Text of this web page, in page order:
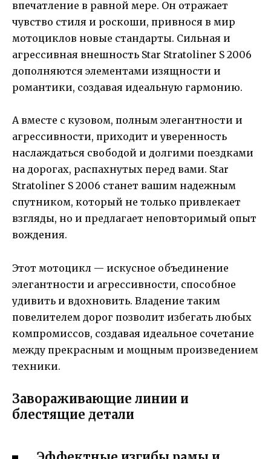
впечатление в равной мере. Он отражает
чувство стиля и роскоши, привнося в мир
мотоциклов новые стандарты. Сильная и
агрессивная внешность Star Stratoliner S 2006
дополняются элементами изящности и
романтики, создавая идеальную гармонию.
А вместе с кузовом, полным элегантности и
агрессивности, приходит и уверенность
наслаждаться свободой и долгими поездками
на дорогах, распахнутых перед вами. Star
Stratoliner S 2006 станет вашим надежным
спутником, который не только привлекает
взгляды, но и предлагает неповторимый опыт
вождения.
Этот мотоцикл — искусное объединение
элегантности и агрессивности, способное
удивить и вдохновить. Владение таким
повелителем дорог позволит избегать любых
компромиссов, создавая идеальное сочетание
между прекрасным и мощным произведением
техники.
Завораживающие линии и
блестящие детали